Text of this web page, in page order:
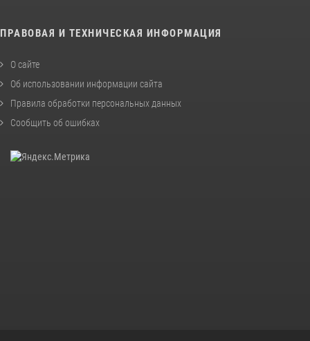
ПРАВОВАЯ И ТЕХНИЧЕСКАЯ ИНФОРМАЦИЯ
О сайте
Об использовании информации сайта
Правила обработки персональных данных
Сообщить об ошибках